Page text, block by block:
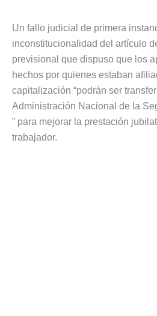
Un fallo judicial de primera
inconstitucionalidad del artículo
previsional que dispuso que los
hechos por quienes estaban
capitalización “podrán ser
Administración Nacional de la
” para mejorar la prestación
trabajador.